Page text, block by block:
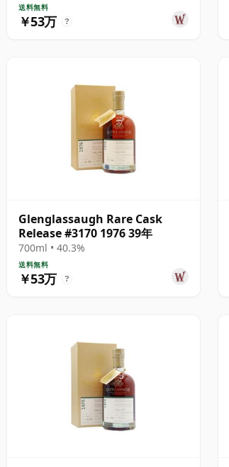
送料無料
￥53万 ?
Glenglassaugh Rare Cask
Release #3170 1976 39年
700ml • 40.3%
送料無料
￥53万 ?